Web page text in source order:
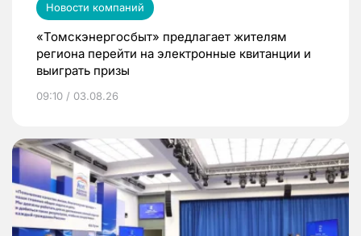
Новости компаний
«Томскэнергосбыт» предлагает жителям
региона перейти на электронные квитанции и
выиграть призы
09:10 / 03.08.26